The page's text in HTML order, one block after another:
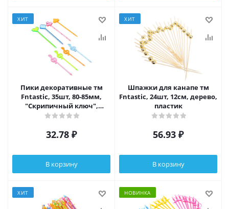
ХИТ
Пики декоративные тм
Fntastic, 35шт, 80-85мм,
"Скрипичный ключ",
"Карты", пластик, 2 вида
32.78 ₽
В корзину
ХИТ
Шпажки для канапе тм
Fntastic, 24шт, 12см, дерево,
пластик
56.93 ₽
В корзину
ХИТ НОВИНКА